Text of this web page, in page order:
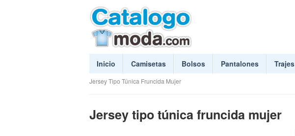
Inicio Camisetas Bolsos Pantalones Trajes
Jersey Tipo Túnica Fruncida Mujer
Jersey tipo túnica fruncida mujer